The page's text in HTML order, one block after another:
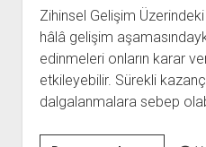
Zihinsel Gelişim
hâlâ gelişim
edinmeleri onların karar
etkileyebilir. Sürekli
dalgalanmalara sebep